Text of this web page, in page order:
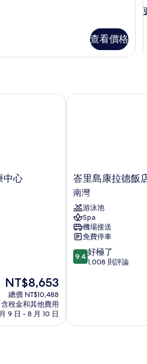
查看價格
中心
現
在
價
格
為
NT$8,653
總價 NT$10,488
含稅金和其他費用
9 日 - 8 月 10 日
峇
里
島
康
拉
德
飯
店
南
峇里島康拉德飯
南灣
游泳池
Spa
機場接送
免費停車
9.4
分，
極
9.4 好極了
1,008 則評論
峇里島康拉德飯店